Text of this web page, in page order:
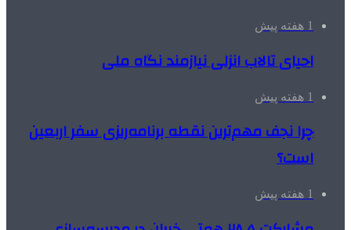
1 هفته پیش
احیای تالاب انزلی نیازمند نگاه ملی
1 هفته پیش
چرا نجف مهم‌ترین نقطه برنامه‌ریزی سفر اربعین
است؟
1 هفته پیش